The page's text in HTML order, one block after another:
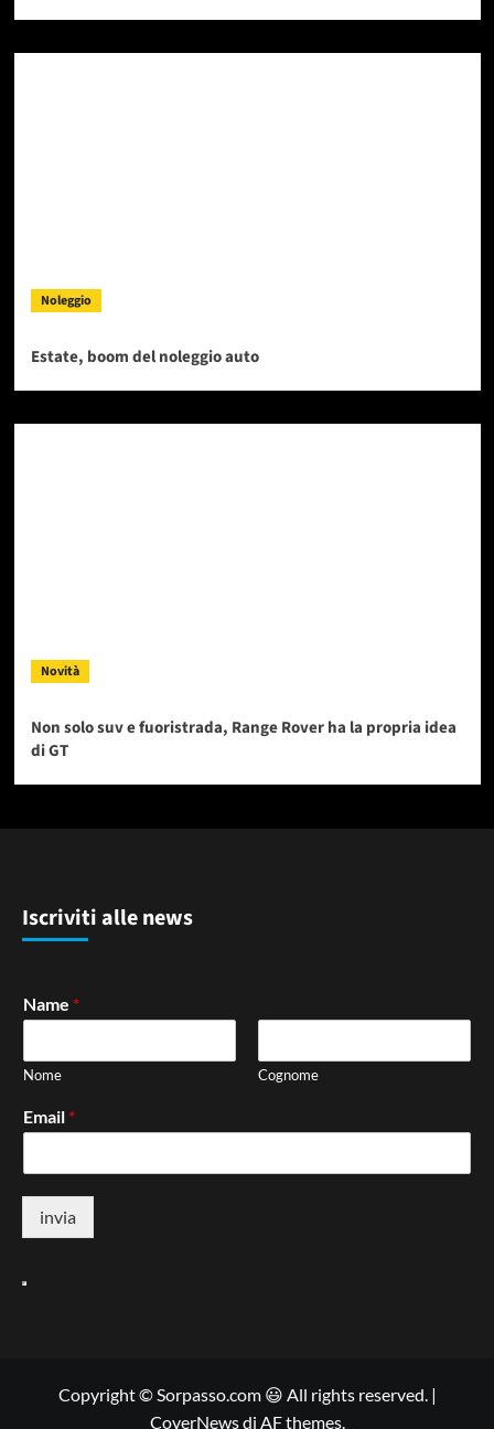
Noleggio
Estate, boom del noleggio auto
Novità
Non solo suv e fuoristrada, Range Rover ha la propria idea
di GT
Iscriviti alle news
Name *
Nome Cognome
Email *
invia
Copyright © Sorpasso.com 😃 All rights reserved. |
CoverNewsdi AF themes.